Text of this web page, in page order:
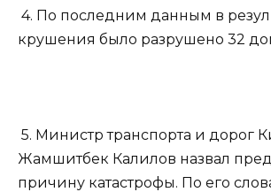
4. По последним данным в
крушения было разрушено 32
5. Министр транспорта и дорог
Жамшитбек Калилов назвал
причину катастрофы. По его